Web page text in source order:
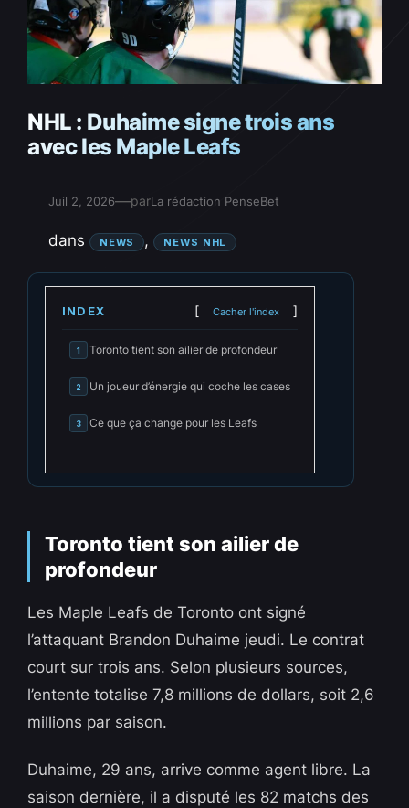
NHL : Duhaime signe trois ans
avec les Maple Leafs
Juil 2, 2026—parLa rédaction PenseBet
dans NEWS , NEWS NHL
INDEX Cacher l'index
1 Toronto tient son ailier de profondeur
2 Un joueur d’énergie qui coche les cases
3 Ce que ça change pour les Leafs
Toronto tient son ailier de
profondeur
Les Maple Leafs de Toronto ont signé
l’attaquant Brandon Duhaime jeudi. Le contrat
court sur trois ans. Selon plusieurs sources,
l’entente totalise 7,8 millions de dollars, soit 2,6
millions par saison.
Duhaime, 29 ans, arrive comme agent libre. La
saison dernière, il a disputé les 82 matchs des